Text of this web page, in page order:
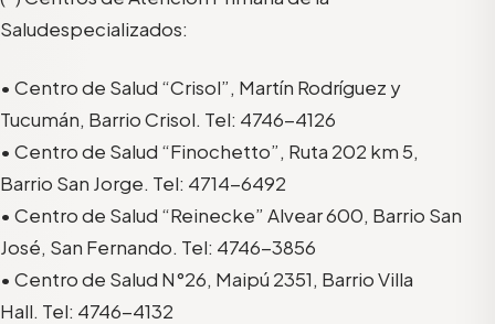
Saludespecializados:
• Centro de Salud “Crisol”, Martín Rodríguez y
Tucumán, Barrio Crisol. Tel: 4746-4126
• Centro de Salud “Finochetto”, Ruta 202 km 5,
Barrio San Jorge. Tel: 4714-6492
• Centro de Salud “Reinecke” Alvear 600, Barrio San
José, San Fernando. Tel: 4746-3856
• Centro de Salud N°26, Maipú 2351, Barrio Villa
Hall. Tel: 4746-4132